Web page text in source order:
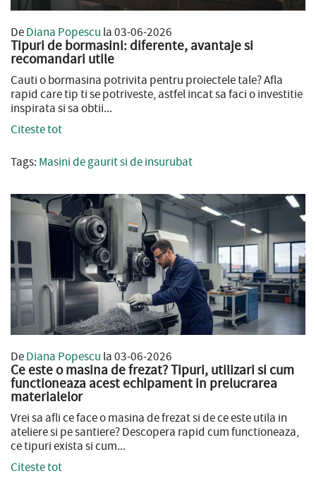
DeDiana Popescu la 03-06-2026
Tipuri de bormasini: diferente, avantaje si
recomandari utile
Cauti o bormasina potrivita pentru proiectele tale? Afla
rapid care tip ti se potriveste, astfel incat sa faci o investitie
inspirata si sa obtii...
Citeste tot
Tags: Masini de gaurit si de insurubat
DeDiana Popescu la 03-06-2026
Ce este o masina de frezat? Tipuri, utilizari si cum
functioneaza acest echipament in prelucrarea
materialelor
Vrei sa afli ce face o masina de frezat si de ce este utila in
ateliere si pe santiere? Descopera rapid cum functioneaza,
ce tipuri exista si cum...
Citeste tot